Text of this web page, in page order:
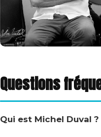
Questions
Qui est Michel Duval ?